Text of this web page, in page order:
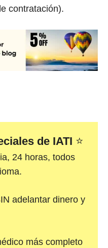
contratación).
de IATI ⭐
24 horas, todos
adelantar dinero y
más completo